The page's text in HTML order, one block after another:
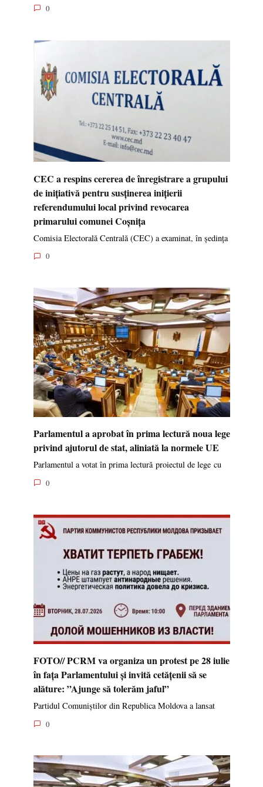
0
CEC a respins cererea de înregistrare a grupului
de inițiativă pentru susținerea inițierii
referendumului local privind revocarea
primarului comunei Coșnița
Comisia Electorală Centrală (CEC) a examinat, în ședința
0
Parlamentul a aprobat în prima lectură noua lege
privind ajutorul de stat, aliniată la normele UE
Parlamentul a votat în prima lectură proiectul de lege cu
0
FOTO// PCRM va organiza un protest pe 28 iulie
în fața Parlamentului și invită cetățenii să se
alăture: ”Ajunge să tolerăm jaful”
Partidul Comuniștilor din Republica Moldova a lansat
0